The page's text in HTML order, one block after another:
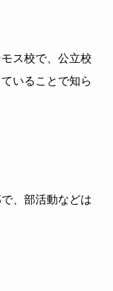
ス校で、公立校
いることで知ら
、部活動などは